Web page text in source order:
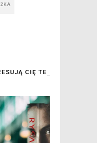
CIĘ TE